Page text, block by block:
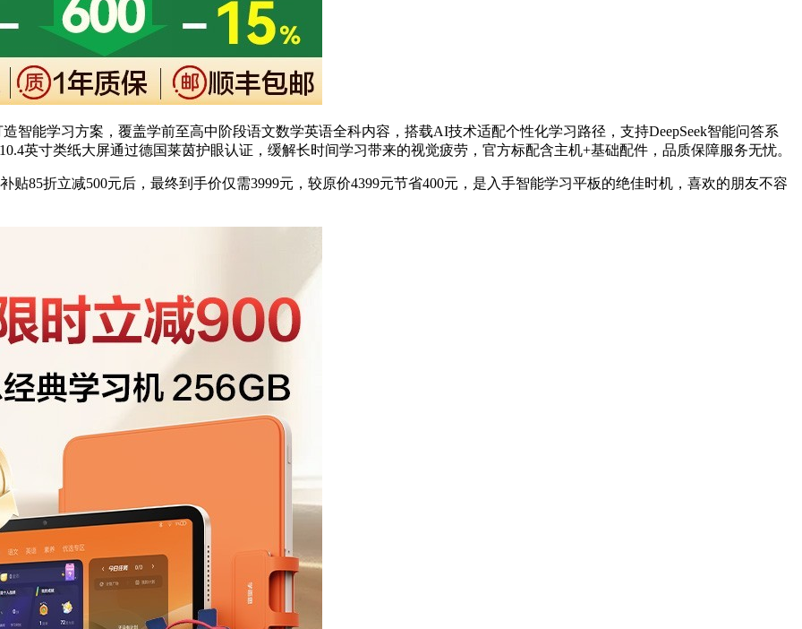
智能学习方案，覆盖学前至高中阶段语文数学英语全科内容，搭载AI技术适配个性化学习路径，支持DeepSeek智能问答系
英寸类纸大屏通过德国莱茵护眼认证，缓解长时间学习带来的视觉疲劳，官方标配含主机+基础配件，品质保障服务无忧。
贴85折立减500元后，最终到手价仅需3999元，较原价4399元节省400元，是入手智能学习平板的绝佳时机，喜欢的朋友不容